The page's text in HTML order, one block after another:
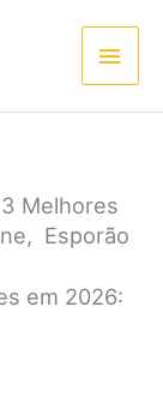
Melhores
Esporão
em 2026: